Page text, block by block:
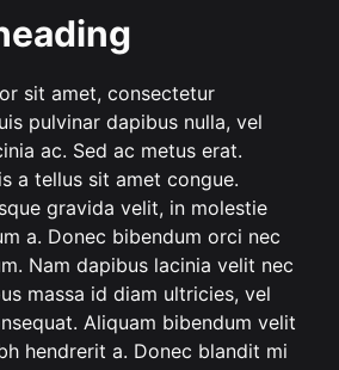
sit amet, consectetur
pulvinar dapibus nulla, vel
ac. Sed ac metus erat.
a tellus sit amet congue.
gravida velit, in molestie
a. Donec bibendum orci nec
Nam dapibus lacinia velit nec
massa id diam ultricies, vel
Aliquam bibendum velit
hendrerit a. Donec blandit mi